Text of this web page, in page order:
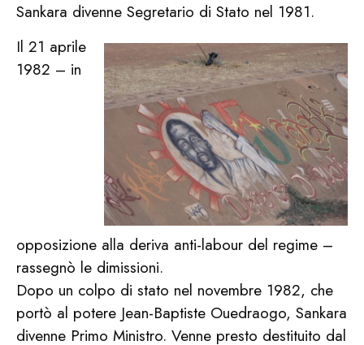
Sankara divenne Segretario di Stato nel 1981.
Il 21 aprile
1982 – in
opposizione alla deriva anti-labour del regime –
rassegnò le dimissioni.
Dopo un colpo di stato nel novembre 1982, che
portò al potere Jean-Baptiste Ouedraogo, Sankara
divenne Primo Ministro. Venne presto destituito dal